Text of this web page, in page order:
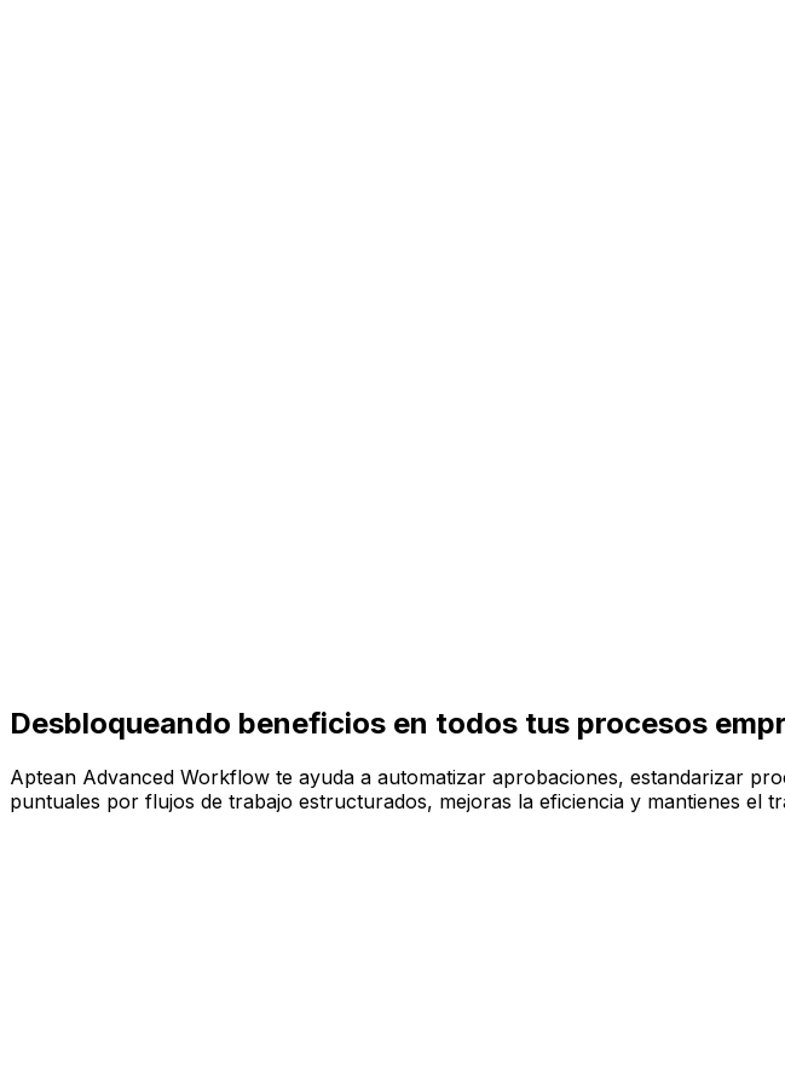
Desbloqueando beneficios en todos tus procesos
Aptean Advanced Workflow te ayuda a automatizar aprobaciones, estandarizar
puntuales por flujos de trabajo estructurados, mejoras la eficiencia y mantienes el